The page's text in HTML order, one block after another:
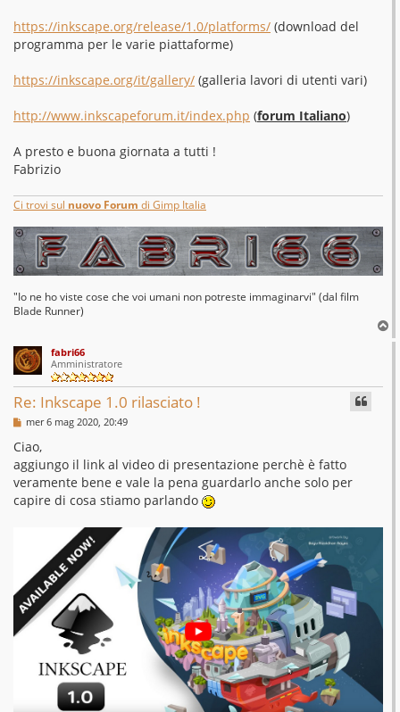
https://inkscape.org/release/1.0/platforms/ (download del
programma per le varie piattaforme)
https://inkscape.org/it/gallery/ (galleria lavori di utenti vari)
http://www.inkscapeforum.it/index.php (forum Italiano)
A presto e buona giornata a tutti !
Fabrizio
Ci trovi sul nuovo Forum di Gimp Italia
"Io ne ho viste cose che voi umani non potreste immaginarvi" (dal film
Blade Runner)
o
fabri66
Amministratore
Re: Inkscape 1.0 rilasciato !
M
s
s
a
g
g
i
mer 6 mag 2020, 20:49
Ciao,
aggiungo il link al video di presentazione perchè è fatto
veramente bene e vale la pena guardarlo anche solo per
capire di cosa stiamo parlando